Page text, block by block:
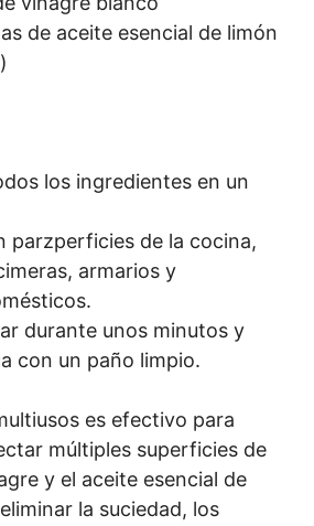
de aceite esencial de limón
los ingredientes en un
parzperficies de la cocina,
armarios y
durante unos minutos y
con un paño limpio.
es efectivo para
múltiples superficies de
y el aceite esencial de
la suciedad, los